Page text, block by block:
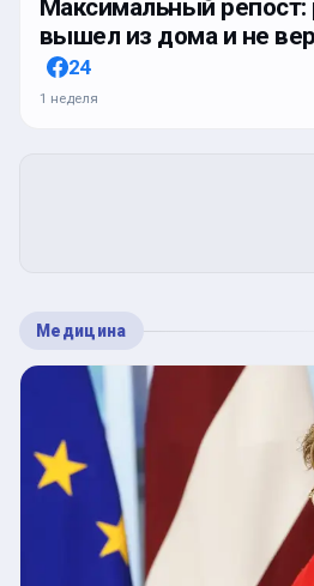
Максимальный
вышел из дома и не
24
1 неделя
Медицина